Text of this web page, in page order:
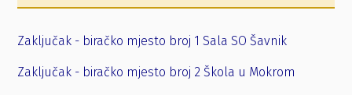
Zaključak - biračko mjesto broj 1 Sala SO Šavnik
Zaključak - biračko mjesto broj 2 Škola u Mokrom